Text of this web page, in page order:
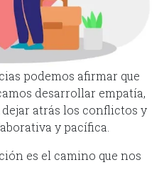
podemos afirmar que
desarrollar empatía,
atrás los conflictos y
y pacífica.
es el camino que nos